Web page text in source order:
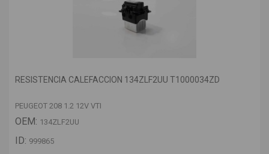
RESISTENCIA CALEFACCION 134ZLF2UU T1000034ZD
PEUGEOT 208 1.2 12V VTI
OEM: 134ZLF2UU
ID: 999865